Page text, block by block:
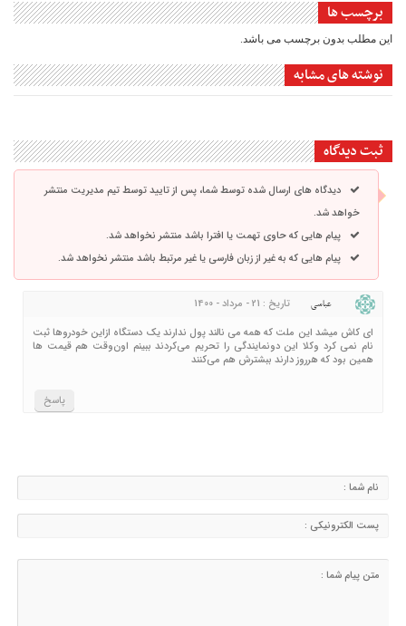
برچسب ها
این مطلب بدون برچسب می باشد.
نوشته های مشابه
ثبت دیدگاه
دیدگاه های ارسال شده توسط شما، پس از تایید توسط تیم مدیریت منتشر
خواهد شد.
پیام هایی که حاوی تهمت یا افترا باشد منتشر نخواهد شد.
پیام هایی که به غیر از زبان فارسی یا غیر مرتبط باشد منتشر نخواهد شد.
عباسی
تاریخ : 21 - مرداد - 1400
ای کاش میشد این ملت که همه می نالند پول ندارند یک دستگاه ازاین خودروها ثبت
نام نمی کرد وکلا این دونمایندگی را تحریم می‌کردند ببینم اون‌وقت هم قیمت ها
همین بود که هرروز دارند ببشترش هم می‌کنند
پاسخ